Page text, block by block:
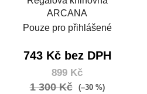
ARCANA
Pouze pro přihlášené
743 Kč bez DPH
899 Kč
1 300 Kč
(–30 %)